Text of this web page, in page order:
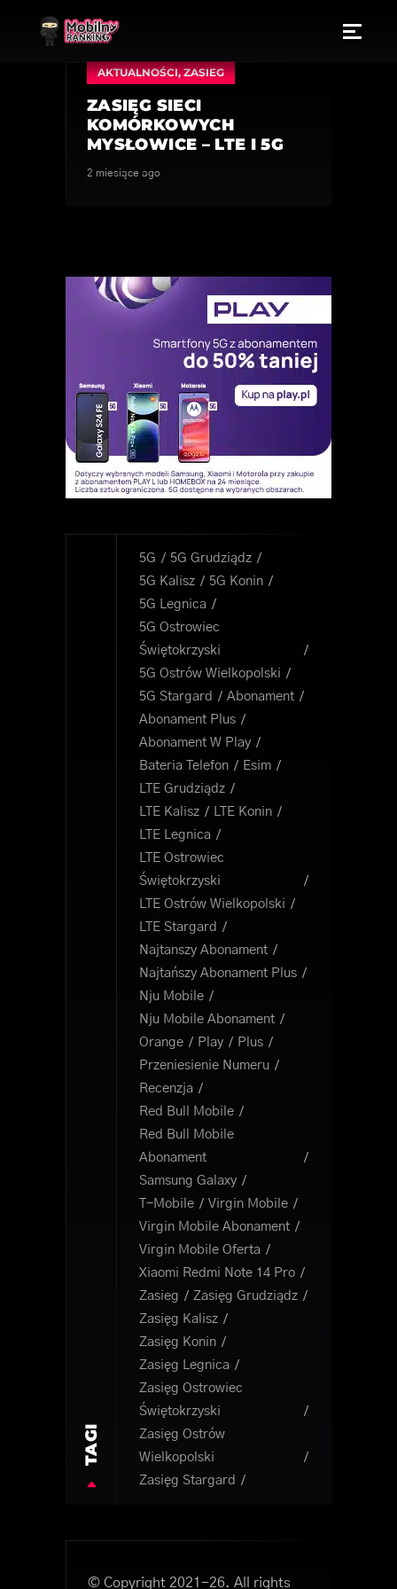
AKTUALNOŚCI,ZASIEG
ZASIĘG SIECI
KOMÓRKOWYCH
MYSŁOWICE – LTE I 5G
2 miesiące ago
TAGI
5G
5G Grudziądz
5G Kalisz
5G Konin
5G Legnica
5G Ostrowiec
Świętokrzyski
5G Ostrów Wielkopolski
5G Stargard
Abonament
Abonament Plus
Abonament W Play
Bateria Telefon
Esim
LTE Grudziądz
LTE Kalisz
LTE Konin
LTE Legnica
LTE Ostrowiec
Świętokrzyski
LTE Ostrów Wielkopolski
LTE Stargard
Najtanszy Abonament
Najtańszy Abonament Plus
Nju Mobile
Nju Mobile Abonament
Orange
Play
Plus
Przeniesienie Numeru
Recenzja
Red Bull Mobile
Red Bull Mobile
Abonament
Samsung Galaxy
T-Mobile
Virgin Mobile
Virgin Mobile Abonament
Virgin Mobile Oferta
Xiaomi Redmi Note 14 Pro
Zasieg
Zasięg Grudziądz
Zasięg Kalisz
Zasięg Konin
Zasięg Legnica
Zasięg Ostrowiec
Świętokrzyski
Zasięg Ostrów
Wielkopolski
Zasięg Stargard
© Copyright 2021-26. All rights